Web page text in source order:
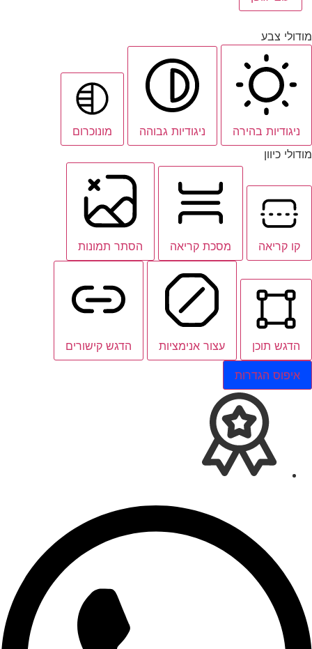
מודולי צבע
ניגודיות בהירה ניגודיות גבוהה
מונוכרום
מודולי כיוון
קו קריאה מסכת קריאה הסתר תמונות
הדגש תוכן עצור אנימציות הדגש קישורים
איפוס הגדרות